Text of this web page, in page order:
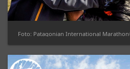
Foto: Patagonian International